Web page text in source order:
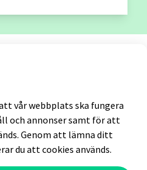
vår webbplats ska fungera
och annonser samt för att
Genom att lämna ditt
du att cookies används.